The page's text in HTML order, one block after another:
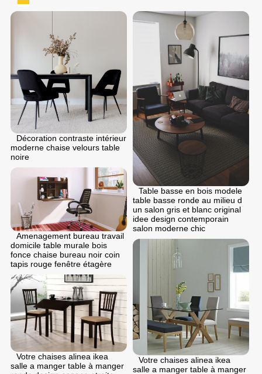
Décoration contraste intérieur
moderne chaise velours table
noire
Table basse en bois modele
table basse ronde au milieu d
un salon gris et blanc original
idee design contemporain
salon moderne chic
Amenagement bureau travail
domicile table murale bois
fonce chaise bureau noir coin
tapis rouge fenêtre étagère
Votre chaises alinea ikea
salle a manger table à manger
Votre chaises alinea ikea
salle a manger table à manger